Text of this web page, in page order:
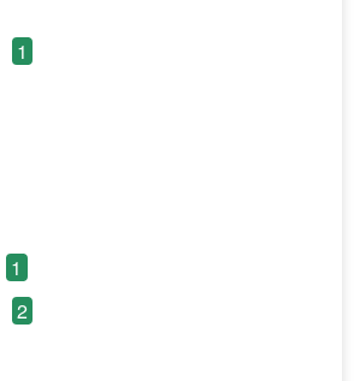
1
1
2